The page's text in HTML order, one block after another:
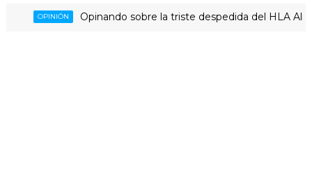
OPINIÓN Opinando sobre la triste despedida del HLA